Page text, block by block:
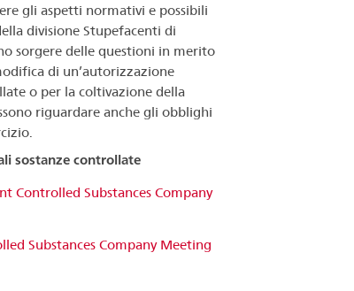
gli aspetti normativi e possibili
divisione Stupefacenti di
sorgere delle questioni in merito
di un’autorizzazione
o per la coltivazione della
riguardare anche gli obblighi
sostanze controllate
Controlled Substances Company
Substances Company Meeting